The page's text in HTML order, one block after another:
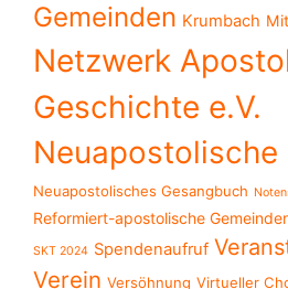
Gemeinden Krumbach
Netzwerk
Geschichte e.V.
Neuapostolische
Neuapostolisches Gesangbuch
Reformiert-apostolische
SKT 2024 Spendenaufruf
Verein Versöhnung Virtueller